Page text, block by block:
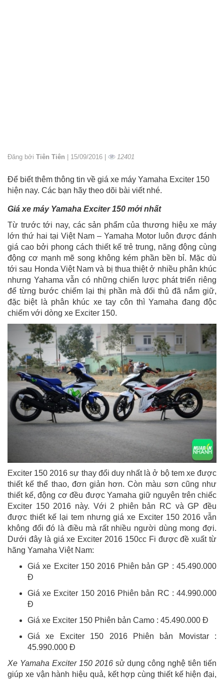
Đăng bởi Tiên Tiên | 15/09/2016 | 12401
Để biết thêm thông tin về giá xe máy Yamaha Exciter 150
hiện nay. Các bạn hãy theo dõi bài viết nhé.
Giá xe máy Yamaha Exciter 150 mới nhất
Từ trước tới nay, các sản phẩm của thương hiệu xe máy
lớn thứ hai tại Việt Nam – Yamaha Motor luôn được đánh
giá cao bởi phong cách thiết kế trẻ trung, năng động cùng
động cơ mạnh mẽ song không kém phần bền bỉ. Mặc dù
tới sau Honda Việt Nam và bị thua thiệt ở nhiều phân khúc
nhưng Yahama vẫn có những chiến lược phát triển riêng
để từng bước chiếm lại thị phần mà đối thủ đã nắm giữ,
đặc biệt là phân khúc xe tay côn thì Yamaha đang độc
chiếm với dòng xe Exciter 150.
Exciter 150 2016 sự thay đổi duy nhất là ở bộ tem xe được
thiết kế thể thao, đơn giản hơn. Còn màu sơn cũng như
thiết kế, động cơ đều được Yamaha giữ nguyên trên chiếc
Exciter 150 2016 này. Với 2 phiên bản RC và GP đều
được thiết kế lại tem nhưng giá xe Exciter 150 2016 vẫn
không đổi đó là điều mà rất nhiều người dùng mong đợi.
Dưới đây là giá xe Exciter 2016 150cc Fi được đề xuất từ
hãng Yamaha Việt Nam:
Giá xe Exciter 150 2016 Phiên bản GP : 45.490.000
Đ
Giá xe Exciter 150 2016 Phiên bản RC : 44.990.000
Đ
Giá xe Exciter 150 Phiên bản Camo : 45.490.000 Đ
Giá xe Exciter 150 2016 Phiên bản Movistar :
45.990.000 Đ
Xe Yamaha Exciter 150 2016sử dụng công nghệ tiên tiến
giúp xe vận hành hiệu quả, kết hợp cùng thiết kế hiện đại,